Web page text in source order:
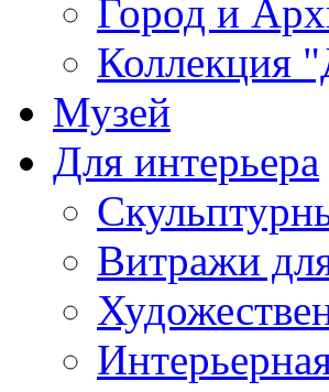
Город и
Коллекция
Музей
Для интерьера
Витражи